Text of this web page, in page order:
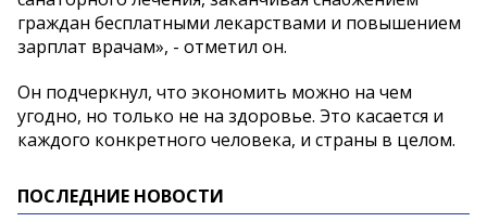
граждан бесплатными лекарствами и повышением
зарплат врачам», - отметил он.
Он подчеркнул, что экономить можно на чем
угодно, но только не на здоровье. Это касается и
каждого конкретного человека, и страны в целом.
ПОСЛЕДНИЕ НОВОСТИ